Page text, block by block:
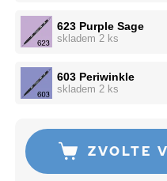
623 Purple Sage
skladem 2 ks
603 Periwinkle
skladem 2 ks
ZVOLTE